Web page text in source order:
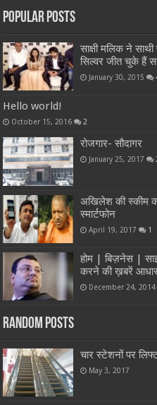
Popular Posts
साक्षी मलिक ने
सिल्वर जीत चुके हैं
January 30, 2015
Hello world!
October 15, 2016 2
रोजगार- सौदागर
January 25, 2017
अखिलेश की स्कीम को
स्मार्टफोन
April 19, 2017 1
होम | बिज़नेस |
करने की ख़बरें
December 24, 2014
Random Posts
चार स्टेशनों पर
May 3, 2017